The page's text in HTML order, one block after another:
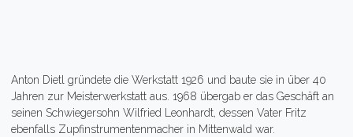
Anton Dietl gründete die Werkstatt 1926 und baute sie in über 40
Jahren zur Meisterwerkstatt aus. 1968 übergab er das Geschäft an
seinen Schwiegersohn Wilfried Leonhardt, dessen Vater Fritz
ebenfalls Zupfinstrumentenmacher in Mittenwald war.